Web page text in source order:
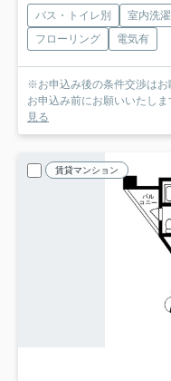
バス・トイレ別 室内洗
フローリング
電気有
※お申込み後の条件交渉は
お申込み前にお願いいたし
見る
賃貸マンション